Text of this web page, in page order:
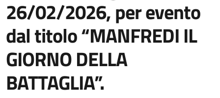
26/02/2026, per evento
dal titolo “MANFREDI IL
GIORNO DELLA
BATTAGLIA”.